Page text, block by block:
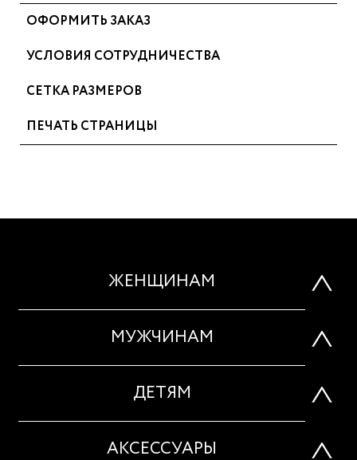
ОФОРМИТЬ ЗАКАЗ
УСЛОВИЯ СОТРУДНИЧЕСТВА
СЕТКА РАЗМЕРОВ
ПЕЧАТЬ СТРАНИЦЫ
ЖЕНЩИНАМ
МУЖЧИНАМ
ДЕТЯМ
АКСЕССУАРЫ